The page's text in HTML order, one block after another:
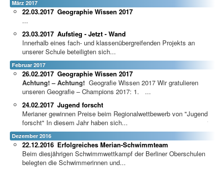
März 2017
Geographie Wissen 2017
22.03.2017
...
Aufstieg - Jetzt - Wand
23.03.2017
Innerhalb eines fach- und klassenübergreifenden Projekts an
unserer Schule beteiligten sich...
Februar 2017
Geographie Wissen 2017
26.02.2017
Achtung! – Achtung! Geografie Wissen 2017 Wir gratulieren
unseren Geografie – Champions 2017: 1. ...
Jugend forscht
24.02.2017
Merianer gewinnen Preise beim Regionalwettbewerb von "Jugend
forscht" In diesem Jahr haben sich...
Dezember 2016
Erfolgreiches Merian-Schwimmteam
22.12.2016
Beim diesjährigen Schwimmwettkampf der Berliner Oberschulen
belegten die Schwimmerinnen und...